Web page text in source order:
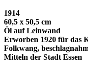
1914
60,5 x 50,5 cm
Öl auf Leinwand
Erworben 1920 für das
Folkwang,
Mitteln der Stadt Essen